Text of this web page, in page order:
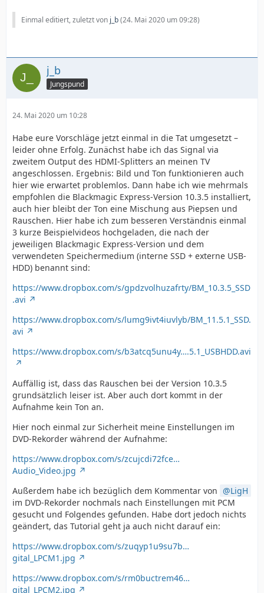
Einmal editiert, zuletzt von j_b(24. Mai 2020 um 09:28)
j_b
Jungspund
24. Mai 2020 um 10:28
Habe eure Vorschläge jetzt einmal in die Tat umgesetzt –
leider ohne Erfolg. Zunächst habe ich das Signal via
zweitem Output des HDMI-Splitters an meinen TV
angeschlossen. Ergebnis: Bild und Ton funktionieren auch
hier wie erwartet problemlos. Dann habe ich wie mehrmals
empfohlen die Blackmagic Express-Version 10.3.5 installiert,
auch hier bleibt der Ton eine Mischung aus Piepsen und
Rauschen. Hier habe ich zum besseren Verständnis einmal
3 kurze Beispielvideos hochgeladen, die nach der
jeweiligen Blackmagic Express-Version und dem
verwendeten Speichermedium (interne SSD + externe USB-
HDD) benannt sind:
https://www.dropbox.com/s/gpdzvolhuzafrty/BM_10.3.5_SSD
.avi
https://www.dropbox.com/s/lumg9ivt4iuvlyb/BM_11.5.1_SSD.
avi
https://www.dropbox.com/s/b3atcq5unu4y….5.1_USBHDD.avi
Auffällig ist, dass das Rauschen bei der Version 10.3.5
grundsätzlich leiser ist. Aber auch dort kommt in der
Aufnahme kein Ton an.
Hier noch einmal zur Sicherheit meine Einstellungen im
DVD-Rekorder während der Aufnahme:
https://www.dropbox.com/s/zcujcdi72fce…
Audio_Video.jpg
Außerdem habe ich bezüglich dem Kommentar von
LigH
im DVD-Rekorder nochmals nach Einstellungen mit PCM
gesucht und Folgendes gefunden. Habe dort jedoch nichts
geändert, das Tutorial geht ja auch nicht darauf ein:
https://www.dropbox.com/s/zuqyp1u9su7b…
gital_LPCM1.jpg
https://www.dropbox.com/s/rm0buctrem46…
gital_LPCM2.jpg